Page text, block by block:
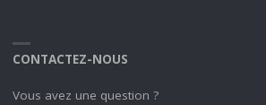
CONTACTEZ-NOUS
Vous avez une question ?